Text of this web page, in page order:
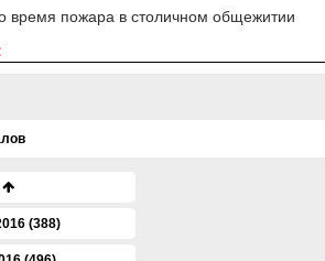
время пожара в столичном общежитии
(388)